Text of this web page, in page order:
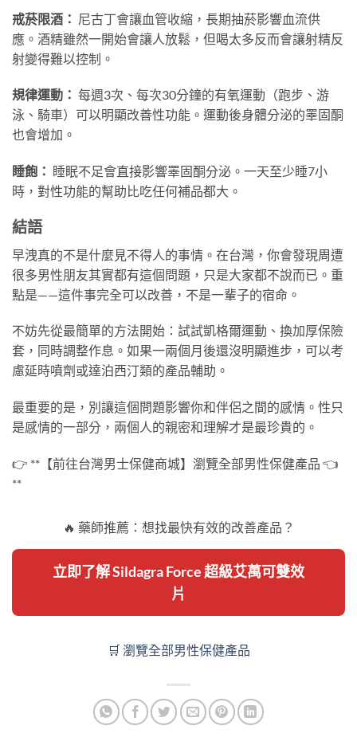
戒菸限酒： 尼古丁會讓血管收縮，長期抽菸影響血流供
應。酒精雖然一開始會讓人放鬆，但喝太多反而會讓射精反
射變得難以控制。
規律運動： 每週3次、每次30分鐘的有氧運動（跑步、游
泳、騎車）可以明顯改善性功能。運動後身體分泌的睪固酮
也會增加。
睡飽： 睡眠不足會直接影響睪固酮分泌。一天至少睡7小
時，對性功能的幫助比吃任何補品都大。
結語
早洩真的不是什麼見不得人的事情。在台灣，你會發現周遭
很多男性朋友其實都有這個問題，只是大家都不說而已。重
點是——這件事完全可以改善，不是一輩子的宿命。
不妨先從最簡單的方法開始：試試凱格爾運動、換加厚保險
套，同時調整作息。如果一兩個月後還沒明顯進步，可以考
慮延時噴劑或達泊西汀類的產品輔助。
最重要的是，別讓這個問題影響你和伴侶之間的感情。性只
是感情的一部分，兩個人的親密和理解才是最珍貴的。
👉 **【前往台灣男士保健商城】瀏覽全部男性保健產品 👈
**
🔥 藥師推薦：想找最快有效的改善產品？
立即了解 Sildagra Force 超級艾萬可雙效
片
🛒 瀏覽全部男性保健產品